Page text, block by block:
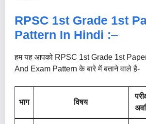
RPSC 1st Grade 1st
Pattern In Hindi :–
हम यह आपको RPSC 1st Grade 1st
And Exam Pattern के बारे में बताने वाले है-
भाग विषय